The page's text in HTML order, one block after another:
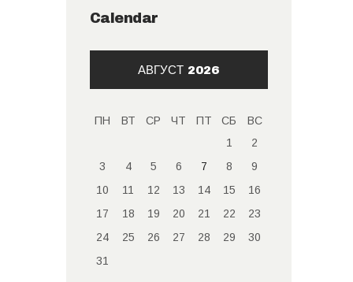
Calendar
АВГУСТ 2026
ПН ВТ СР ЧТ ПТ СБ
ВС
1
2
3
4 5 6 7 8
9
10
11 12 13 14 15
16
17
18 19 20 21 22
23
24
25 26 27 28 29
30
31